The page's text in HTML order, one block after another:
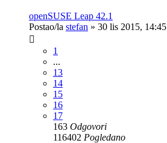
openSUSE Leap 42.1
Postao/la stefan » 30 lis 2015, 14:45
1
...
13
14
15
16
17
163 Odgovori
116402 Pogledano